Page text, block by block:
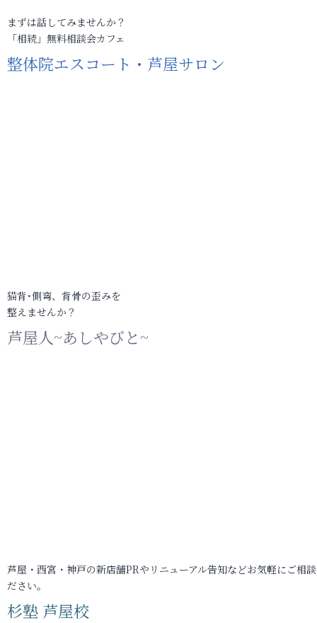
まずは話してみませんか？
「相続」無料相談会カフェ
整体院エスコート・芦屋サロン
猫背･側弯、背骨の歪みを
整えませんか？
芦屋人~あしやびと~
芦屋・西宮・神戸の新店舗PRやリニューアル告知などお気軽にご相
ださい。
杉塾 芦屋校